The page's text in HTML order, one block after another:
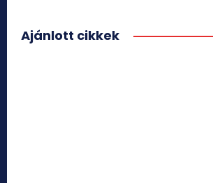
Ajánlott cikkek